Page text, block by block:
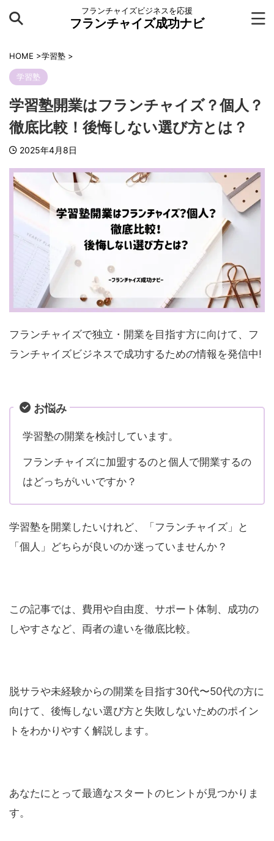
フランチャイズビジネスを応援
フランチャイズ成功ナビ
HOME >学習塾 >
学習塾
学習塾開業はフランチャイズ？個人？
徹底比較！後悔しない選び方とは？
2025年4月8日
フランチャイズで独立・開業を目指す方に向けて、フ
ランチャイズビジネスで成功するための情報を発信中!
お悩み
学習塾の開業を検討しています。
フランチャイズに加盟するのと個人で開業するの
はどっちがいいですか？
学習塾を開業したいけれど、「フランチャイズ」と
「個人」どちらが良いのか迷っていませんか？
この記事では、費用や自由度、サポート体制、成功の
しやすさなど、両者の違いを徹底比較。
脱サラや未経験からの開業を目指す30代〜50代の方に
向けて、後悔しない選び方と失敗しないためのポイン
トをわかりやすく解説します。
あなたにとって最適なスタートのヒントが見つかりま
す。